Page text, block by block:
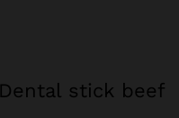
Dental stick beef